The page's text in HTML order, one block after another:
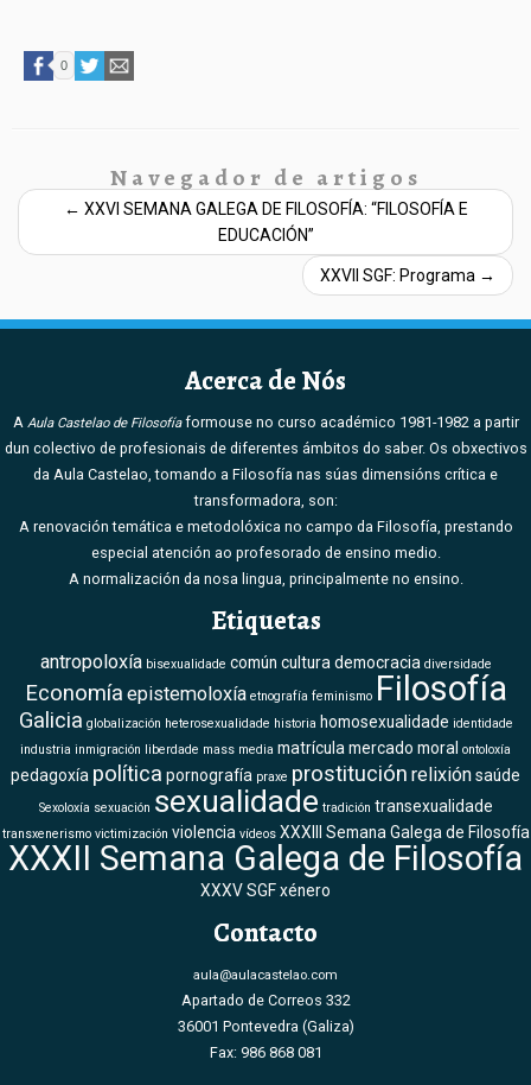
0
Navegador de artigos
← XXVI SEMANA GALEGA DE FILOSOFÍA: “FILOSOFÍA E
EDUCACIÓN”
XXVII SGF: Programa →
Acerca de Nós
A Aula Castelao de Filosofíaformouse no curso académico 1981-1982 a partir
dun colectivo de profesionais de diferentes ámbitos do saber. Os obxectivos
da Aula Castelao, tomando a Filosofía nas súas dimensións crítica e
transformadora, son:
A renovación temática e metodolóxica no campo da Filosofía, prestando
especial atención ao profesorado de ensino medio.
A normalización da nosa lingua, principalmente no ensino.
Etiquetas
antropoloxía bisexualidade común cultura democracia diversidade
Economía epistemoloxía etnografía feminismo Filosofía
Galicia globalización heterosexualidade historia homosexualidade identidade
industria inmigración liberdade mass media matrícula mercado moral ontoloxía
pedagoxía política pornografía praxe prostitución relixiónsaúde
Sexoloxía sexuación sexualidade tradición transexualidade
transxenerismo victimización violencia vídeos XXXIII Semana Galega de Filosofía
XXXII Semana Galega de Filosofía
XXXV SGFxénero
Contacto
aula@aulacastelao.com
Apartado de Correos 332
36001 Pontevedra (Galiza)
Fax: 986 868 081